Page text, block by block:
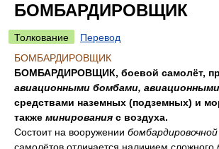
БОМБАРДИРОВЩИК
Толкование
Перевод
БОМБАРДИРОВЩИК
БОМБАРДИРОВЩИК, боевой самолёт,
авиационными бомбами,
средствами наземных (подземных) и
также минирования с воздуха.
Состоит на вооружении бомбардировочной